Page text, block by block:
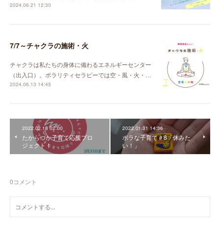
2024.06.21 12:30
7/7～チャクラの施術・火
チャクラは私たちの身体に備わるエネルギーセンター
（出入口）。ポラリティセラピーでは空・風・火・…
2024.06.13 14:45
2022.02.18 02:00
たからづか子育て応援プロ
ジェクト！
2022.01.31 14:36
ポラな子育て＃8「休みた
い！」
0コメント